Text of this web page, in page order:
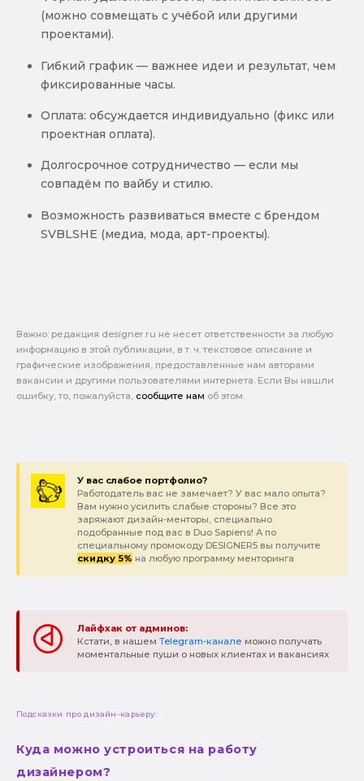
(можно совмещать с учёбой или другими
проектами).
Гибкий график — важнее идеи и результат, чем
фиксированные часы.
Оплата: обсуждается индивидуально (фикс или
проектная оплата).
Долгосрочное сотрудничество — если мы
совпадём по вайбу и стилю.
Возможность развиваться вместе с брендом
SVBLSHE (медиа, мода, арт-проекты).
Важно: pедакция designer.ru не несет ответственности за любую
информацию в этой публикации, в т. ч. текстовое описание и
графические изображения, предоставленные нам авторами
вакансии и другими пользователями интернета. Если Вы нашли
ошибку, то, пожалуйста, сообщите нам об этом.
У вас слабое портфолио?
Работодатель вас не замечает? У вас мало опыта?
Вам нужно усилить слабые стороны? Все это
заряжают дизайн-менторы, специально
подобранные под вас в Duo Sapiens! А по
специальному промокоду DESIGNER5 вы получите
скидку 5% на любую программу менторинга
Лайфхак от админов:
Кстати, в нашем Telegram-канале можно получать
моментальные пуши о новых клиентах и вакансиях
Подсказки про дизайн-карьеру:
Куда можно устроиться на работу
дизайнером?